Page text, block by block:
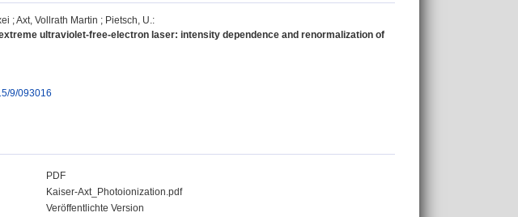
;Axt, Vollrath Martin ; Pietsch, U.:
ultraviolet-free-electron laser: intensity dependence and renormalization of
9/093016
PDF
Kaiser-Axt_Photoionization.pdf
Veröffentlichte Version